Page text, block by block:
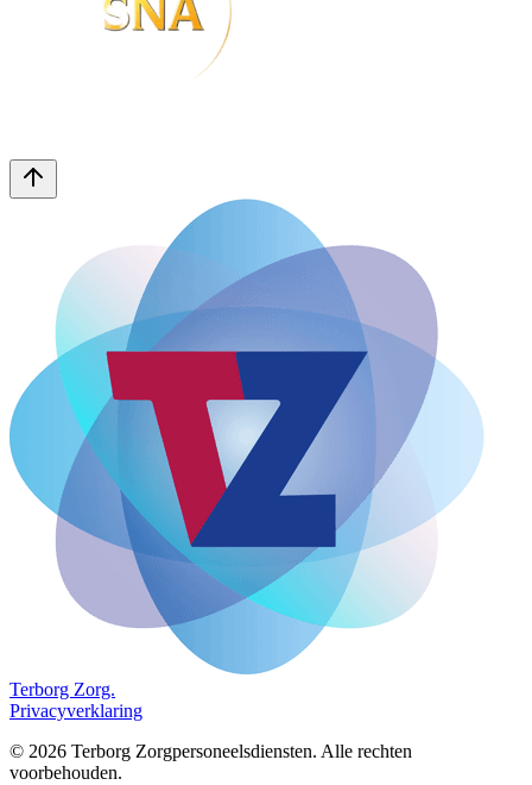
Terborg Zorg.
Privacyverklaring
© 2026 Terborg Zorgpersoneelsdiensten. Alle rechten
voorbehouden.